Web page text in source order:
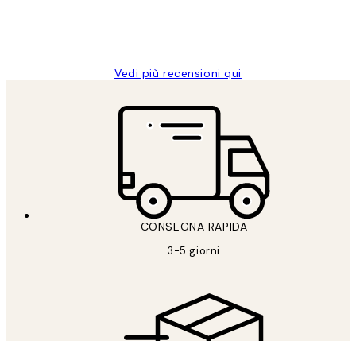
Vedi più recensioni qui
CONSEGNA RAPIDA
3-5 giorni